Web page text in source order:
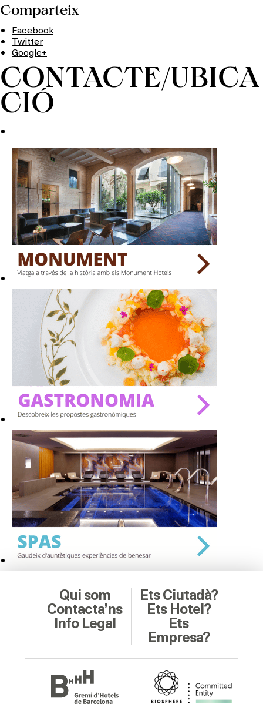
HOTELS
TERRASSES
BARS
SPAS
RESTAURANTS
SALES
Activitats
On?
Comparteix
Facebook
Twitter
Google+
CONTACTE/UBICA
CIÓ
Qui som
Contacta’ns
Info Legal
Ets Ciutadà?
Ets Hotel?
Ets
Empresa?